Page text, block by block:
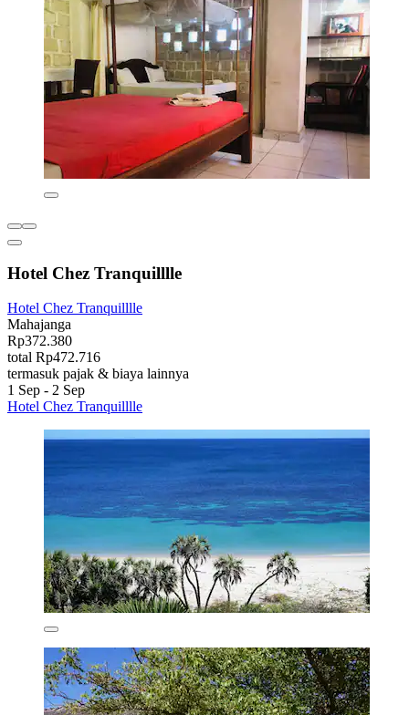
Hotel Chez Tranquilllle
Hotel Chez Tranquilllle
Mahajanga
Rp372.380
total Rp472.716
termasuk pajak & biaya lainnya
1 Sep - 2 Sep
Hotel Chez Tranquilllle